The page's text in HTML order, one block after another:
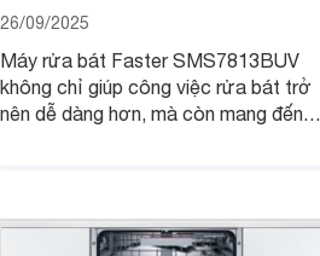
26/09/2025
Máy rửa bát Faster SMS7813BUV
không chỉ giúp công việc rửa bát trở
nên dễ dàng hơn, mà còn mang đến
sản phẩm này mang lại nhé.